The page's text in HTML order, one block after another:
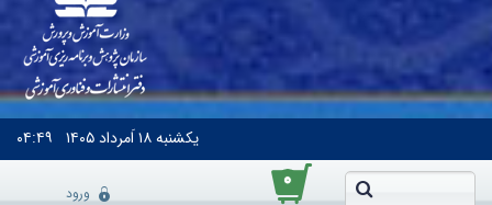
یکشنبه۱۸ اَمرداد ۱۴۰۵ ۰۴:۴۹
۰
ورود